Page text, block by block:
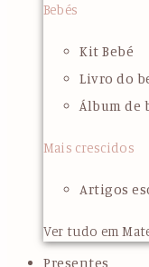
Bebés
Kit Bebé
Livro do
Álbum de
Mais crescidos
Artigos
Ver tudo em
Presentes